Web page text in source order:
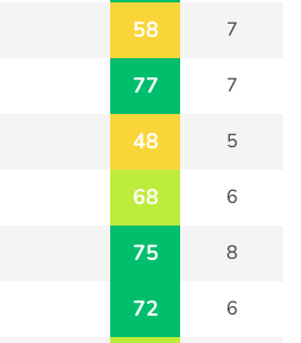
58 7
77 7
48 5
68 6
75 8
72 6